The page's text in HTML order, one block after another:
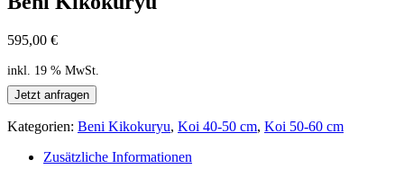
595,00 €
inkl. 19 % MwSt.
Jetzt anfragen
Kategorien: Beni Kikokuryu, Koi 40-50 cm, Koi 50-60 cm
Zusätzliche Informationen